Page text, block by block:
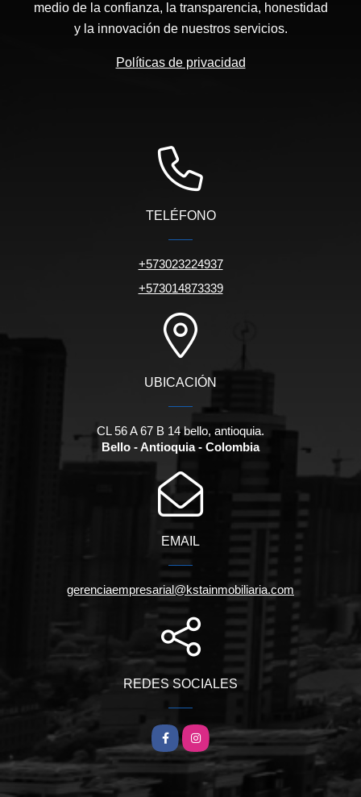
medio de la confianza, la transparencia, honestidad
y la innovación de nuestros servicios.
Políticas de privacidad
TELÉFONO
+573023224937
+573014873339
UBICACIÓN
CL 56 A 67 B 14 bello, antioquia.
Bello - Antioquia - Colombia
EMAIL
gerenciaempresarial@kstainmobiliaria.com
REDES SOCIALES
FacebookInstagram